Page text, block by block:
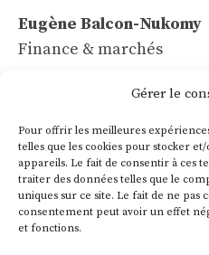
Gérer le
Pour offrir les meilleures
telles que les cookies pour stocker
appareils. Le fait de consentir à ces
traiter des données telles que le
uniques sur ce site. Le fait de ne
consentement peut avoir un effet
et fonctions.
Eugène Balcon-Nukomy
Finance & marchés
Céline Vaubert
Léa Voss
Commerce &
Roland Villon
Industrie & énergie